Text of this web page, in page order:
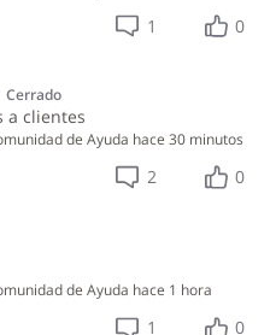
1 0
Cerrado
a clientes
de Ayuda hace 30 minutos
2 0
de Ayuda hace 1 hora
1 0